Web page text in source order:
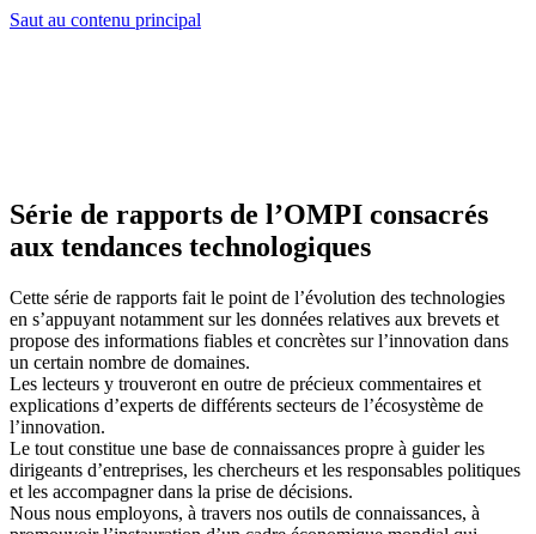
Saut au contenu principal
Série de rapports de l’OMPI consacrés
aux tendances technologiques
Cette série de rapports fait le point de l’évolution des technologies
en s’appuyant notamment sur les données relatives aux brevets et
propose des informations fiables et concrètes sur l’innovation dans
un certain nombre de domaines.
Les lecteurs y trouveront en outre de précieux commentaires et
explications d’experts de différents secteurs de l’écosystème de
l’innovation.
Le tout constitue une base de connaissances propre à guider les
dirigeants d’entreprises, les chercheurs et les responsables politiques
et les accompagner dans la prise de décisions.
Nous nous employons, à travers nos outils de connaissances, à